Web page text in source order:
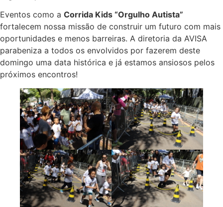
Eventos como a Corrida Kids “Orgulho Autista”
fortalecem nossa missão de construir um futuro com mais
oportunidades e menos barreiras. A diretoria da AVISA
parabeniza a todos os envolvidos por fazerem deste
domingo uma data histórica e já estamos ansiosos pelos
próximos encontros!